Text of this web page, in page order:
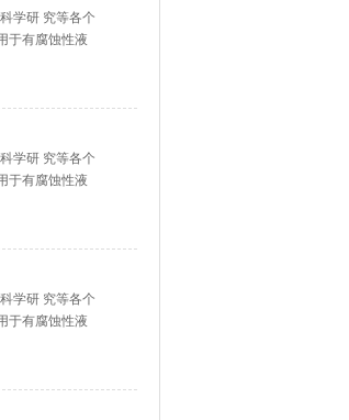
学研 究等各个
于有腐蚀性液
学研 究等各个
于有腐蚀性液
学研 究等各个
于有腐蚀性液